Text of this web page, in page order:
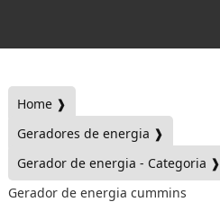
Home ❱
Geradores de energia ❱
Gerador de energia - Categoria ❱
Gerador de energia cummins